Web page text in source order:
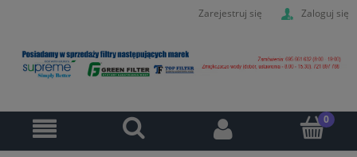
Zarejestruj się Zaloguj się